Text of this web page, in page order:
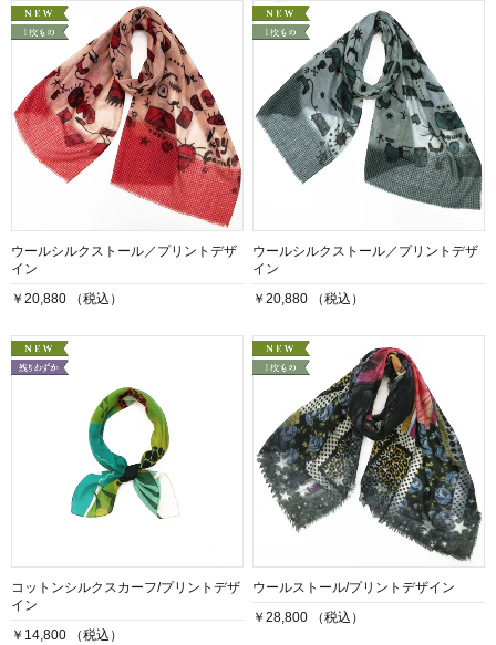
ウールシルクストール／プリントデザ
イン
￥20,880 （税込）
ウールシルクストール／プリントデザ
イン
￥20,880 （税込）
コットンシルクスカーフ/プリントデザ
イン
￥14,800 （税込）
ウールストール/プリントデザイン
￥28,800 （税込）